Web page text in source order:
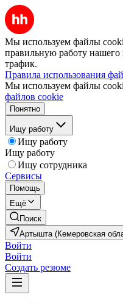
Мы используем файлы
правильную работу нашего
трафик.
Правила использования
Мы используем файлы
файлов cookie
Понятно
Ищу работу
Ищу работу
Ищу работу
Ищу сотрудника
Сервисы
Помощь
Ещё
Поиск
Артышта (Кемеровская
Войти
Войти
Создать резюме